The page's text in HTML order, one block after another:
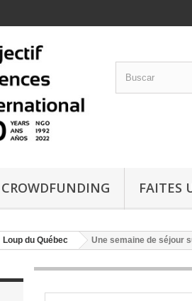
CROWDFUNDING FAITES
Loup du Québec Une semaine de séjour